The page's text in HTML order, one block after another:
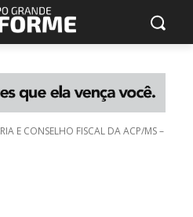
E CONSELHO FISCAL DA ACP/MS –